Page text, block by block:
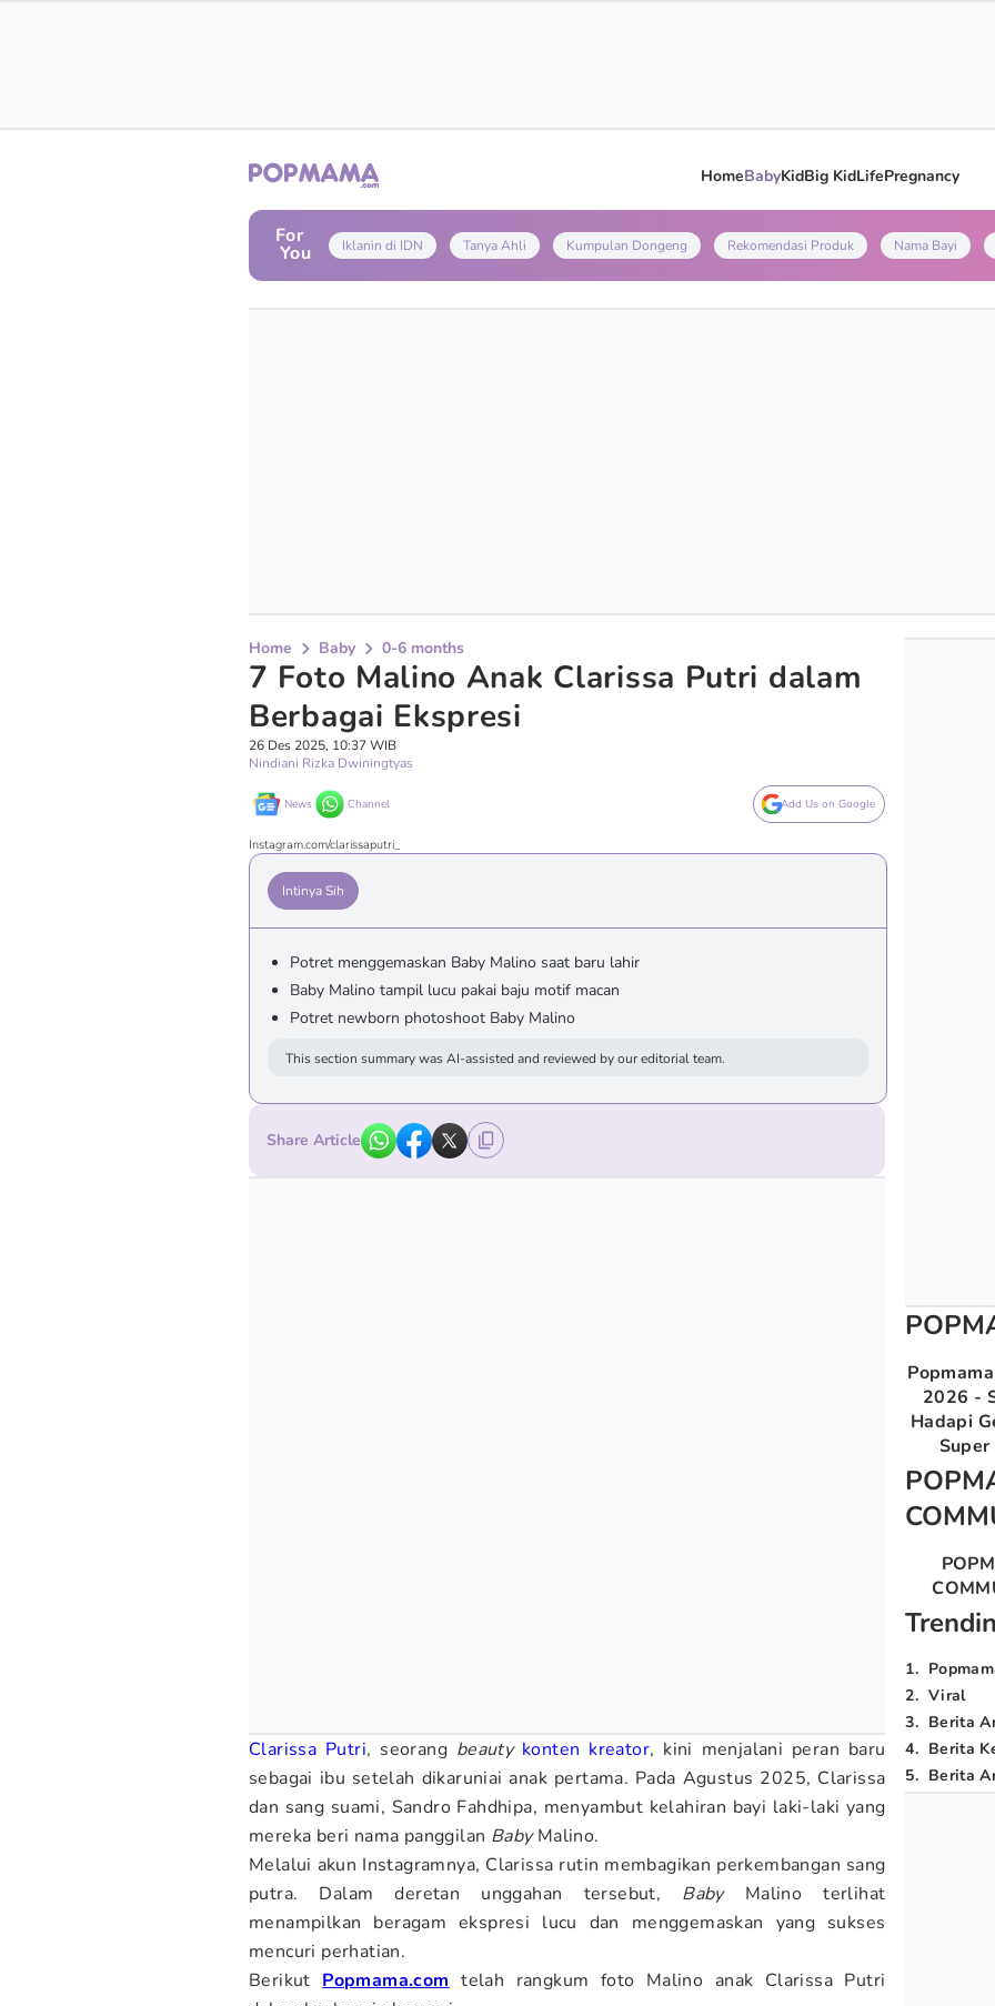
HomeBabyKidBig KidLifePregnancy
For
You Iklanin di IDN Tanya Ahli Kumpulan Dongeng Rekomendasi Produk Nama Bayi
Home Baby 0-6 months
7 Foto Malino Anak Clarissa Putri dalam
Berbagai Ekspresi
26 Des 2025, 10:37 WIB
Nindiani Rizka Dwiningtyas
News Channel Add Us on Google
Instagram.com/clarissaputri_
Intinya Sih
Potret menggemaskan Baby Malino saat baru lahir
Baby Malino tampil lucu pakai baju motif macan
Potret newborn photoshoot Baby Malino
This section summary was AI-assisted and reviewed by our editorial team.
Share Article
Clarissa Putri, seorang beauty konten kreator, kini menjalani peran baru
sebagai ibu setelah dikaruniai anak pertama. Pada Agustus 2025, Clarissa
dan sang suami, Sandro Fahdhipa, menyambut kelahiran bayi laki-laki yang
mereka beri nama panggilan BabyMalino.
Melalui akun Instagramnya, Clarissa rutin membagikan perkembangan sang
putra. Dalam deretan unggahan tersebut, BabyMalino terlihat
menampilkan beragam ekspresi lucu dan menggemaskan yang sukses
mencuri perhatian.
Berikut Popmama.com telah rangkum foto Malino anak Clarissa Putri
2026 -
Hadapi
1.
2. Viral
3. Berita
4. Berita
5. Berita